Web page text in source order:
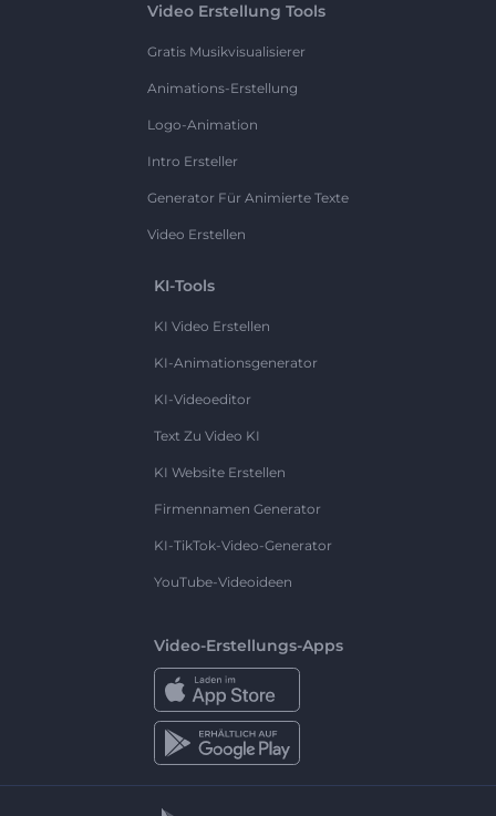
Video Erstellung Tools
Gratis Musikvisualisierer
Animations-Erstellung
Logo-Animation
Intro Ersteller
Generator Für Animierte Texte
Video Erstellen
KI-Tools
KI Video Erstellen
KI-Animationsgenerator
KI-Videoeditor
Text Zu Video KI
KI Website Erstellen
Firmennamen Generator
KI-TikTok-Video-Generator
YouTube-Videoideen
Video-Erstellungs-Apps